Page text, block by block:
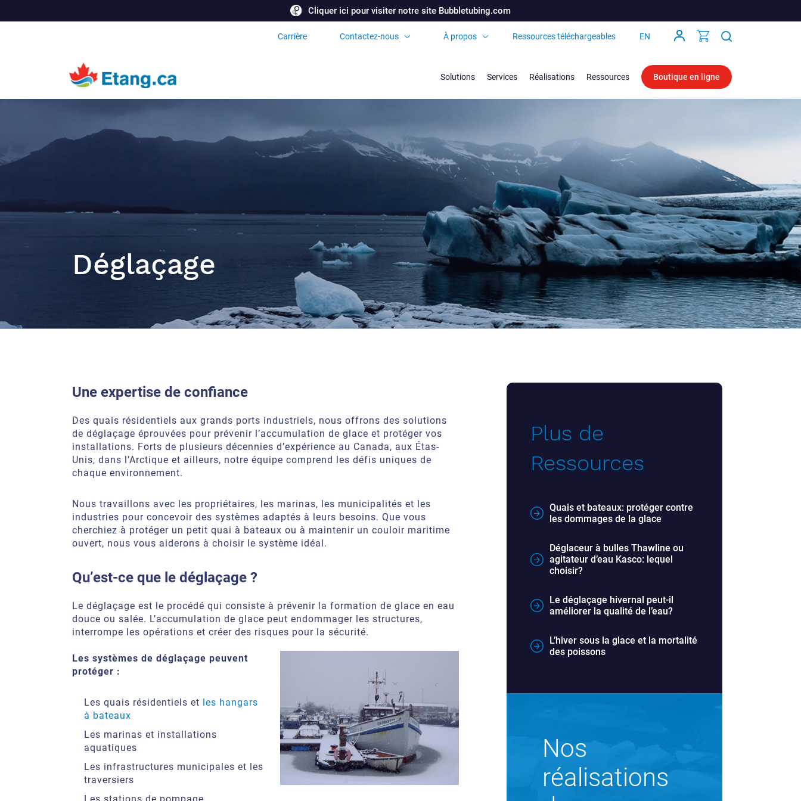
Cliquer ici pour visiter notre site Bubbletubing.com
Carrière Contactez-nous À propos Ressources téléchargeables EN
Solutions Services Réalisations Ressources Boutique en ligne
Déglaçage
Une expertise de confiance
Des quais résidentiels aux grands ports industriels, nous offrons des solutions
de déglaçage éprouvées pour prévenir l’accumulation de glace et protéger vos
installations. Forts de plusieurs décennies d’expérience au Canada, aux Étas-
Unis, dans l’Arctique et ailleurs, notre équipe comprend les défis uniques de
chaque environnement.
Nous travaillons avec les propriétaires, les marinas, les municipalités et les
industries pour concevoir des systèmes adaptés à leurs besoins. Que vous
cherchiez à protéger un petit quai à bateaux ou à maintenir un couloir maritime
ouvert, nous vous aiderons à choisir le système idéal.
Qu’est-ce que le déglaçage ?
Le déglaçage est le procédé qui consiste à prévenir la formation de glace en eau
douce ou salée. L’accumulation de glace peut endommager les structures,
interrompe les opérations et créer des risques pour la sécurité.
Les systèmes de déglaçage peuvent
protéger :
Les quais résidentiels et les hangars
à bateaux
Les marinas et installations
aquatiques
Les infrastructures municipales et les
traversiers
Plus de
Ressources
Quais et bateaux: protéger contre
les dommages de la glace
Déglaceur à bulles Thawline ou
agitateur d’eau Kasco: lequel
choisir?
Le déglaçage hivernal peut-il
améliorer la qualité de l’eau?
L’hiver sous la glace et la mortalité
des poissons
Nos
réalisations